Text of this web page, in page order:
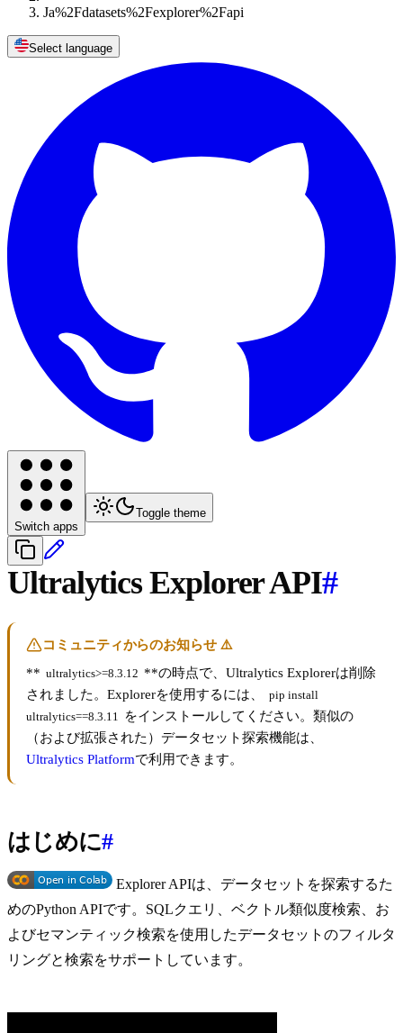
Ja%2Fdatasets%2Fexplorer%2Fapi
Select language
Switch apps
Toggle theme
Ultralytics Explorer API#
コミュニティからのお知らせ ⚠️
** ultralytics>=8.3.12 **の時点で、Ultralytics Explorerは削除
されました。Explorerを使用するには、
pip install
ultralytics==8.3.11
をインストールしてください。類似の
（および拡張された）データセット探索機能は、
Ultralytics Platformで利用できます。
はじめに#
Explorer APIは、データセットを探索するた
めのPython APIです。SQLクエリ、ベクトル類似度検索、お
よびセマンティック検索を使用したデータセットのフィルタ
リングと検索をサポートしています。